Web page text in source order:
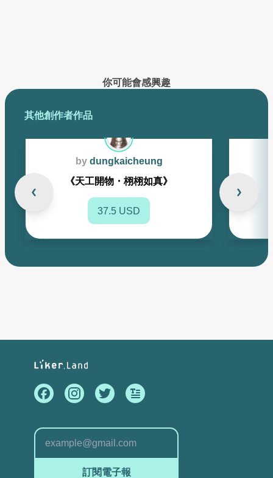
你可能會感興趣
其他創作者作品
by dungkaicheung
《天工開物・栩栩如真》
37.5 USD
訂閱電子報